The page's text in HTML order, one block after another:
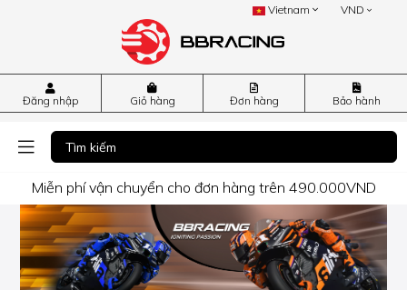
Vietnam VND
Đăng nhập Giỏ hàng Đơn hàng Bảo hành
Miễn phí vận chuyển cho đơn hàng trên 490.000VND